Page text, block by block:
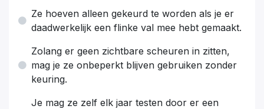
Ze hoeven alleen gekeurd te worden als je er
daadwerkelijk een flinke val mee hebt gemaakt.
Zolang er geen zichtbare scheuren in zitten,
mag je ze onbeperkt blijven gebruiken zonder
keuring.
Je mag ze zelf elk jaar testen door er een